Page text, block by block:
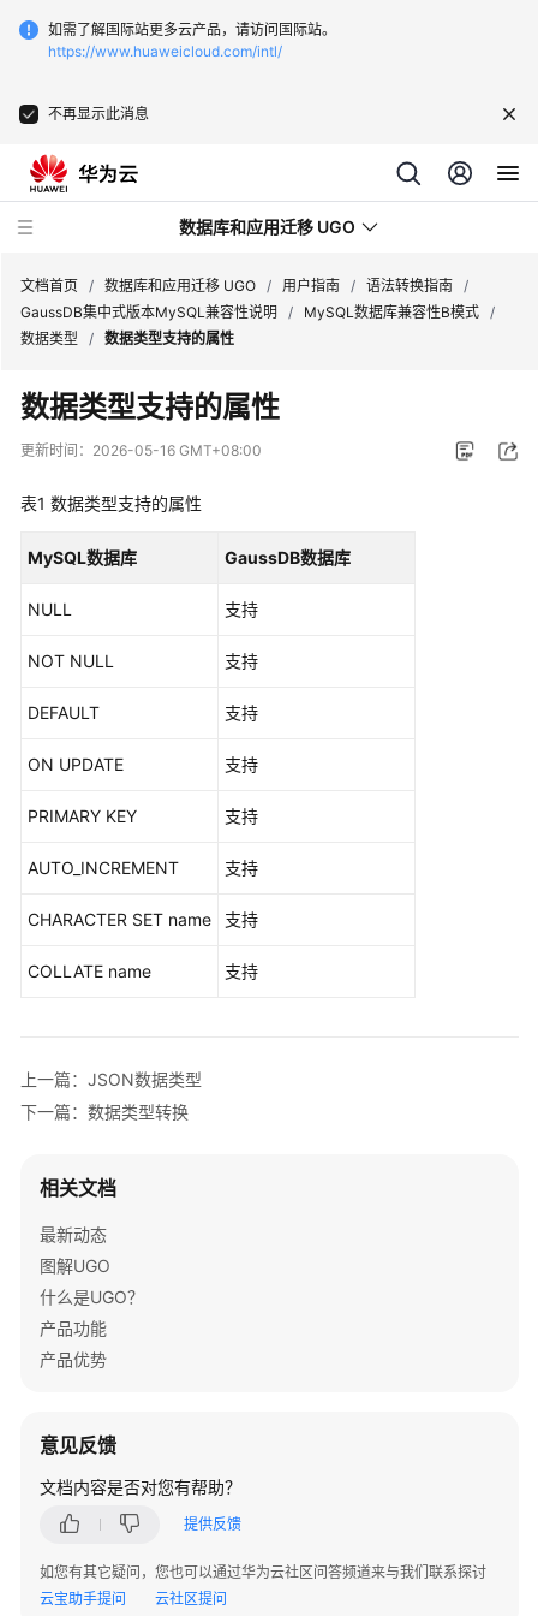
如需了解国际站更多云产品，请访问国际站。
https://www.huaweicloud.com/intl/
不再显示此消息
数据库和应用迁移 UGO
新
动
态
产
介
速
门
用
指
据
评
象
迁
SQL
语
句
转
换
转
置
理
审
核
文档首页 / 数据库和应用迁移 UGO / 用户指南 / 语法转换指南 /
GaussDB集中式版本MySQL兼容性说明
/ MySQL数据库兼容性B模式 /
数据类型
/ 数据类型支持的属性
数据类型支持的属性
更新时间： 2026-05-16 GMT+08:00
表1 数据类型支持的属性
MySQL数据库 GaussDB数据库
NULL 支持
NOT NULL 支持
DEFAULT 支持
ON UPDATE 支持
PRIMARY KEY 支持
AUTO_INCREMENT 支持
CHARACTER SET name 支持
COLLATE name 支持
上一篇：JSON数据类型
下一篇：数据类型转换
相关文档
最新动态
图解UGO
什么是UGO？
产品功能
产品优势
意见反馈
文档内容是否对您有帮助？
提供反馈
如您有其它疑问，您也可以通过华为云社区问答频道来与我们联系探讨
云宝助手提问
云社区提问